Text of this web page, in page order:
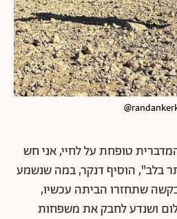
טופחת על לחיי, אני חש
בלב", הוסיף דנקר, במה שנשמע
שתחזרו הביתה עכשיו,
ושנדע לחבק את משפחות